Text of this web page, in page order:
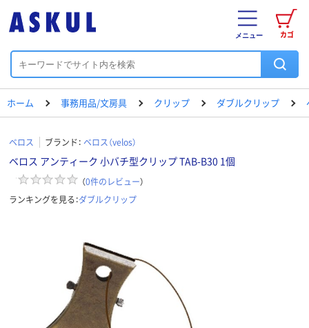
カゴ
メニュー
ホーム 事務用品/文房具 クリップ ダブルクリップ
ベロス ブランド： ベロス（velos）
ベロス アンティーク 小バチ型クリップ TAB-B30 1個
（0件のレビュー）
ランキングを見る：ダブルクリップ